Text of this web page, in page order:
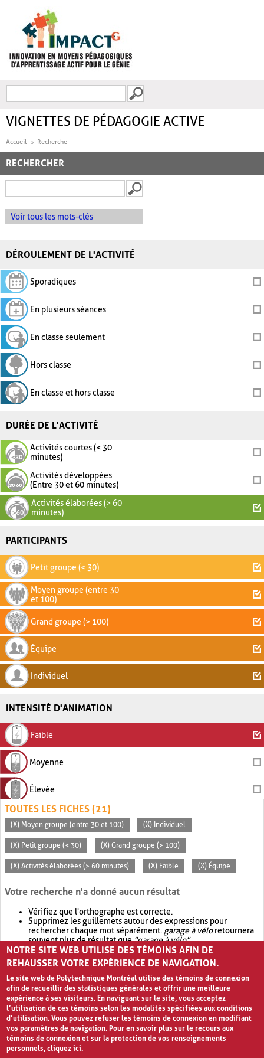
FORMULAIRE DE
VIGNETTES DE PÉDAGOGIE ACTIVE
Accueil Recherche
RECHERCHER
Voir tous les mots-clés
DÉROULEMENT DE L'ACTIVITÉ
Sporadiques
En plusieurs séances
En classe seulement
Hors classe
En classe et hors classe
DURÉE DE L'ACTIVITÉ
Activités courtes (< 30
minutes)
Activités développées
(Entre 30 et 60 minutes)
Activités élaborées (> 60
minutes)
PARTICIPANTS
Petit groupe (< 30)
Moyen groupe (entre 30
et 100)
Grand groupe (> 100)
Équipe
Individuel
INTENSITÉ D'ANIMATION
Faible
Moyenne
Élevée
TOUTES LES FICHES (21)
(X) Moyen groupe (entre 30 et 100) (X) Individuel
(X) Petit groupe (< 30) (X) Grand groupe (> 100)
(X) Activités élaborées (> 60 minutes) (X) Faible (X) Équipe
Votre recherche n'a donné aucun résultat
Vérifiez que l'orthographe est correcte.
Supprimez les guillemets autour des expressions pour
rechercher chaque mot séparément. garage à véloretournera
souvent plus de résultat que"garage à vélo".
Envisagez d'élargir votre recherche avec OR.garage OR vélo
retournera souvent plus de résultat quegarage à vélo
NOTRE SITE WEB UTILISE DES TÉMOINS AFIN DE
REHAUSSER VOTRE EXPÉRIENCE DE NAVIGATION.
Le site web de Polytechnique Montréal utilise des témoins de connexion
afin de recueillir des statistiques générales et offrir une meilleure
expérience à ses visiteurs. En naviguant sur le site, vous acceptez
l’utilisation de ces témoins selon les modalités spécifiées aux conditions
d’utilisation. Vous pouvez refuser les témoins de connexion en modifiant
vos paramètres de navigation. Pour en savoir plus sur le recours aux
témoins de connexion et sur la protection de vos renseignements
personnels,cliquez ici.